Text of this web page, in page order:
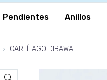
Pendientes Anillos
CARTÍLAGO DIBAWA